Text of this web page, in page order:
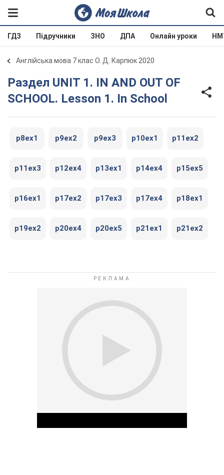
ГДЗ Підручники ЗНО ДПА Онлайн уроки
Англійська мова 7 клас О. Д. Карпюк 2020
Раздел UNIT 1. IN AND OUT OF
SCHOOL. Lesson 1. In School
p8ex1 p9ex2 p9ex3 p10ex1 p11ex2
p11ex3 p12ex4 p13ex1 p14ex4 p15ex5
p16ex1 p17ex2 p17ex3 p17ex4 p18ex1
p19ex2 p20ex4 p20ex5 p21ex1 p21ex2